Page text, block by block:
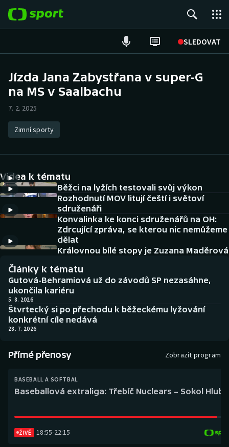
SLEDOVAT
Hokej
Atletika
DALŠÍ SPORTY
Americký fotbal
Baseball a softbal
Biatlon
Boby a skeleton
Curling
Dostihy
Futsal
NEPŘEHLÉDNĚTE
Aplikace ČT sport
AZ kvíz
Jízda Jana Zabystřana v super-G
na MS v Saalbachu
7. 2. 2025
Zimní sporty
Videa k tématu
Běžci na lyžích testovali svůj výkon
Rozhodnutí MOV litují čeští i světoví
sdruženáři
Konvalinka ke konci sdruženářů na OH:
Zdrcující zpráva, se kterou nic nemůžeme
dělat
Královnou bílé stopy je Zuzana Maděrová
Články k tématu
Gutová-Behramiová už do závodů SP nezasáhne,
ukončila kariéru
5. 8. 2026
Štvrtecký si po přechodu k běžeckému lyžování
konkrétní cíle nedává
28. 7. 2026
Přímé přenosy Zobrazit program
BASEBALL A SOFTBAL
Baseballová extraliga: Třebíč Nuclears – Sokol
ŽIVĚ 18:55-22:15